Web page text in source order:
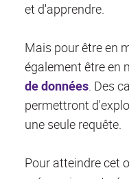
et d'apprendre.
Mais pour être en
également être en
de données. Des
permettront
une seule requête.
Pour atteindre cet